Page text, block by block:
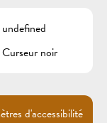
undefined
Curseur noir
d'accessibilité